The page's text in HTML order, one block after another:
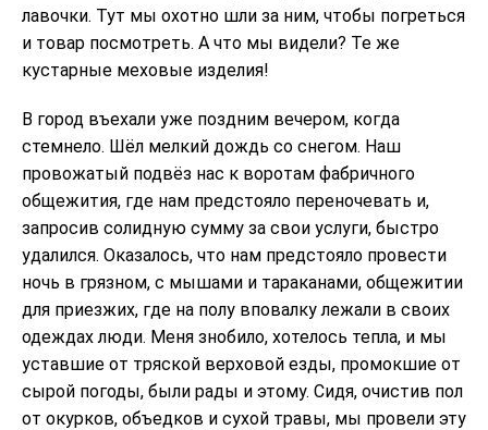
лавочки. Тут мы охотно шли за ним, чтобы погреться
и товар посмотреть. А что мы видели? Те же
кустарные меховые изделия!
В город въехали уже поздним вечером, когда
стемнело. Шёл мелкий дождь со снегом. Наш
провожатый подвёз нас к воротам фабричного
общежития, где нам предстояло переночевать и,
запросив солидную сумму за свои услуги, быстро
удалился. Оказалось, что нам предстояло провести
ночь в грязном, с мышами и тараканами, общежитии
для приезжих, где на полу вповалку лежали в своих
одеждах люди. Меня знобило, хотелось тепла, и мы
уставшие от тряской верховой езды, промокшие от
сырой погоды, были рады и этому. Сидя, очистив пол
от окурков, объедков и сухой травы, мы провели эту